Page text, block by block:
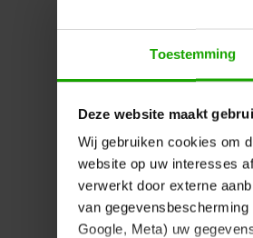
Toestemming
Deze website maakt
Wij gebruiken cookies om
website op uw interesses
verwerkt door externe
van
Google, Meta) uw